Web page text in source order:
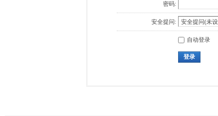
密码:
安全提问:
自动登录
登录